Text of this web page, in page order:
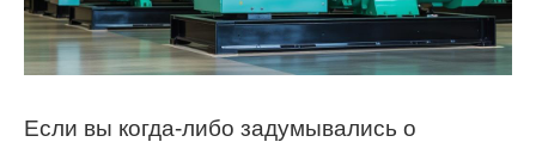
Если вы когда-либо задумывались о